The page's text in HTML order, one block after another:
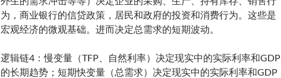
为，商业银行的信贷政策，居民和政府的投资和消费行为。这些是
宏观经济的微观基础。进而决定总需求的短期波动。
逻辑链4：慢变量（TFP、自然利率）决定现实中的实际利率和GDP
的长期趋势；短期快变量（总需求）决定现实中的实际利率和GDP